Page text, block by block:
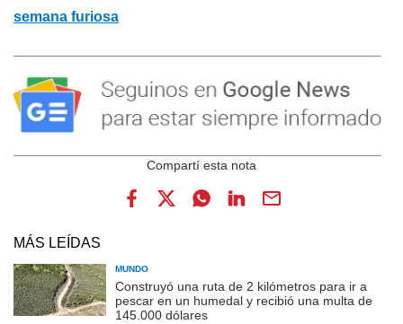
semana furiosa
MÁS LEÍDAS
MUNDO
Construyó una ruta de 2 kilómetros para ir a
pescar en un humedal y recibió una multa de
145.000 dólares